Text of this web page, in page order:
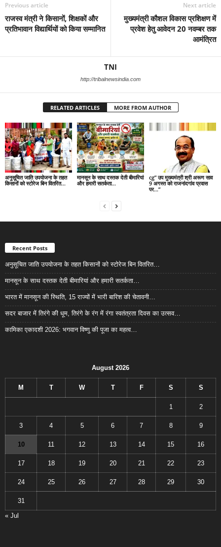
Previous article
राजस्व मंत्री ने किसानों, शिक्षकों और
प्रतिभावान विद्यार्थियों को किया सम्मानित
Next article
मुख्यमंत्री कौशल विकास प्रशिक्षण में
प्रवेश हेतु आवेदन 20 नवम्बर तक
आमंत्रित
TNI
http://tribalnewsindia.com
RELATED ARTICLES MORE FROM AUTHOR
अनुसूचित जाति उपयोजना के तहत
किसानों को स्टोरेज बिन वितरित…
मानसून के साथ दस्तक देती बीमारियां
और हमारी सतर्कता…
cg” उप मुख्यमंत्री श्री अरूण साव
9 अगस्त को राजनांदगांव प्रवास
पर…”
Recent Posts
अनुसूचित जाति उपयोजना के तहत किसानों को स्टोरेज बिन वितरित…
मानसून के साथ दस्तक देती बीमारियां और हमारी सतर्कता…
भारत में मानसून की स्थिति, 15 राज्यों में भारी बारिश की चेतावनी…
सदर बाजार में तिरंगे की धूम, तिरंगे के रंग में रंगा स्वतंत्रता दिवस का उत्सव…
कामिका एकादशी 2026: भगवान विष्णु की पूजा का महत्व…
August 2026
M T W T F S S
1 2
3 4 5 6 7 8 9
10 11 12 13 14 15 16
17 18 19 20 21 22 23
24 25 26 27 28 29 30
31
« Jul